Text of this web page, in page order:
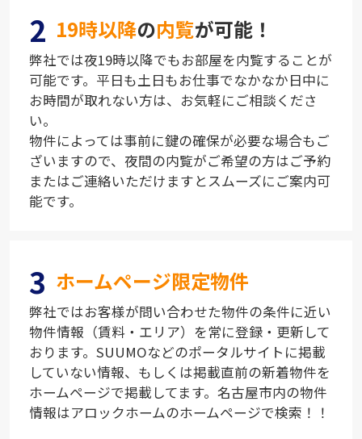
2 19時以降の内覧が可能！
弊社では夜19時以降でもお部屋を内覧することが
可能です。平日も土日もお仕事でなかなか日中に
お時間が取れない方は、お気軽にご相談くださ
い。
物件によっては事前に鍵の確保が必要な場合もご
ざいますので、夜間の内覧がご希望の方はご予約
またはご連絡いただけますとスムーズにご案内可
能です。
3 ホームページ限定物件
弊社ではお客様が問い合わせた物件の条件に近い
物件情報（賃料・エリア）を常に登録・更新して
おります。SUUMOなどのポータルサイトに掲載
していない情報、もしくは掲載直前の新着物件を
ホームページで掲載してます。名古屋市内の物件
情報はアロックホームのホームページで検索！！